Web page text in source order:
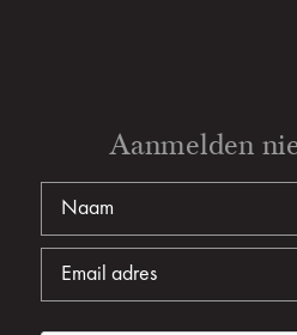
Aanmelden